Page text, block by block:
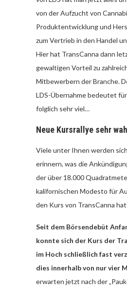
von der Aufzucht von
Produktentwicklung und
zum Vertrieb in den Handel
Hier hat TransCanna dann
gewaltigen Vorteil zu
Mitbewerbern der Branche.
LDS-Übernahme bedeutet
folglich sehr viel…
Neue Kursrallye sehr
Viele unter Ihnen werden
erinnern, was die
der über 18.000
kalifornischen Modesto für
den Kurs von TransCanna
Seit dem Börsendebüt
konnte sich der Kurs der
im Hoch schließlich fast
dies innerhalb von nur vier
erwarten jetzt nach der